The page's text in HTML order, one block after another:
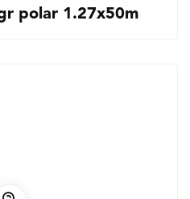
polar 1.27x50m